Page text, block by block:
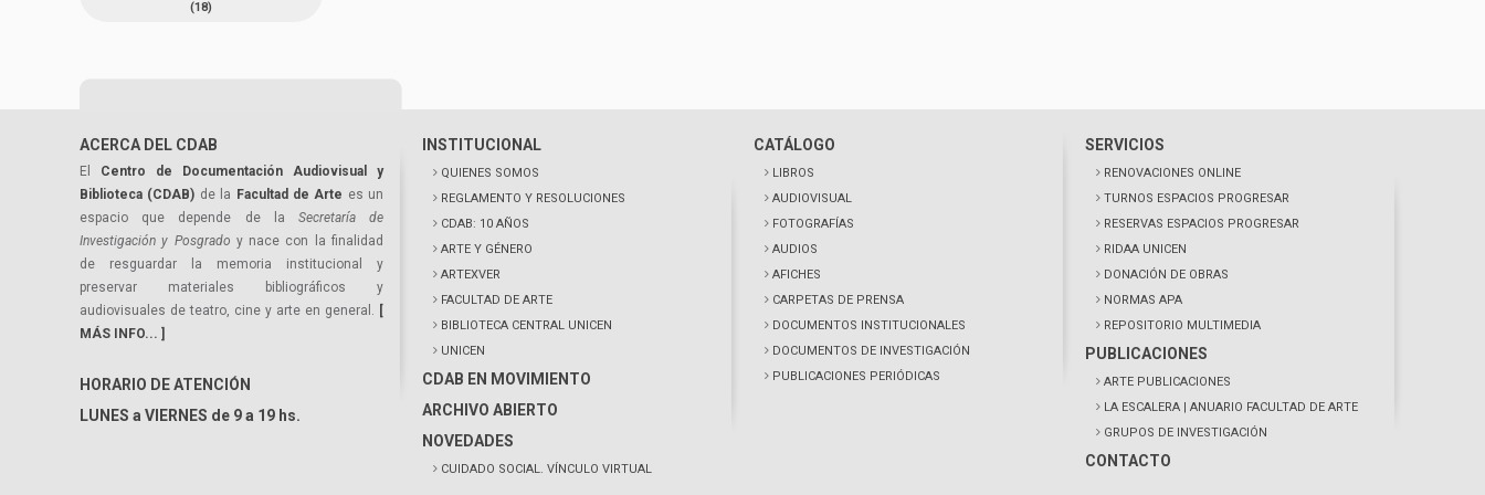
(18)
ACERCA DEL CDAB
El Centro de Documentación Audiovisual y
Biblioteca (CDAB) de la Facultad de Arte es un
espacio que depende de la Secretaría de
Investigación y Posgrado y nace con la finalidad
de resguardar la memoria institucional y
preservar materiales bibliográficos y
audiovisuales de teatro, cine y arte en general. [
MÁS INFO... ]
HORARIO DE ATENCIÓN
LUNES a VIERNES de 9 a 19 hs.
INSTITUCIONAL
QUIENES SOMOS
REGLAMENTO Y RESOLUCIONES
CDAB: 10 AÑOS
ARTE Y GÉNERO
ARTEXVER
FACULTAD DE ARTE
BIBLIOTECA CENTRAL UNICEN
UNICEN
CDAB EN MOVIMIENTO
ARCHIVO ABIERTO
NOVEDADES
CUIDADO SOCIAL. VÍNCULO VIRTUAL
CATÁLOGO
LIBROS
AUDIOVISUAL
FOTOGRAFÍAS
AUDIOS
AFICHES
CARPETAS DE PRENSA
DOCUMENTOS INSTITUCIONALES
DOCUMENTOS DE INVESTIGACIÓN
PUBLICACIONES PERIÓDICAS
SERVICIOS
RENOVACIONES ONLINE
TURNOS ESPACIOS PROGRESAR
RESERVAS ESPACIOS PROGRESAR
RIDAA UNICEN
DONACIÓN DE OBRAS
NORMAS APA
REPOSITORIO MULTIMEDIA
PUBLICACIONES
ARTE PUBLICACIONES
LA ESCALERA | ANUARIO FACULTAD DE ARTE
GRUPOS DE INVESTIGACIÓN
CONTACTO